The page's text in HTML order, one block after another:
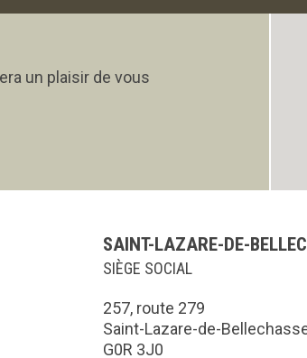
un plaisir de vous
SAINT-LAZARE-DE-
SIÈGE SOCIAL
257, route 279
Saint-Lazare-de-
G0R 3J0